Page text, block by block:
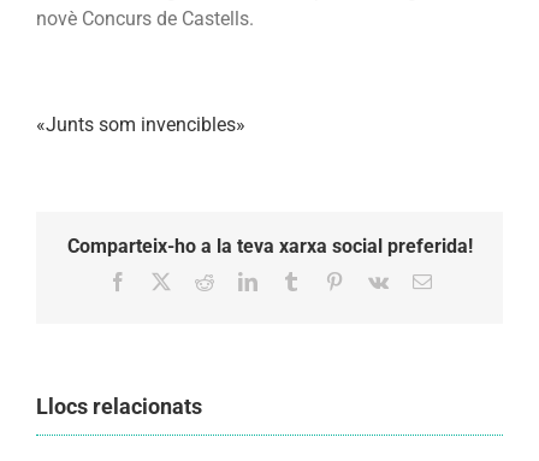
novè Concurs de Castells.
«Junts som invencibles»
Comparteix-ho a la teva xarxa social preferida!
Facebook RedditLinkedInTumblr Pinterest
Vk Email:
Llocs relacionats